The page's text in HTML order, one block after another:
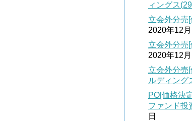
ィングス
立会外分売
2020年12月
立会外分売
2020年12月
立会外分売
ルディング
PO[価格決
ファンド投
日